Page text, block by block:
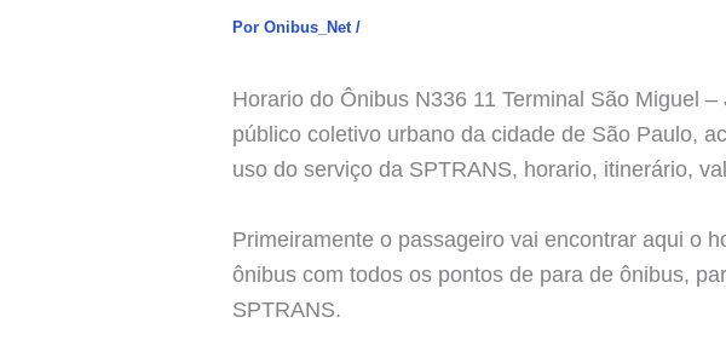
Por Onibus_Net /
Horario do Ônibus N336 11 Terminal São Miguel
público coletivo urbano da cidade de São Paulo,
uso do serviço da SPTRANS, horario, itinerário,
Primeiramente o passageiro vai encontrar aqui o
ônibus com todos os pontos de para de ônibus,
SPTRANS.